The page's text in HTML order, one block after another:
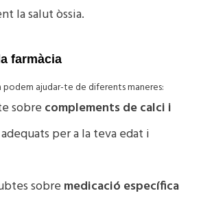
la salut òssia.
farmàcia
podem ajudar-te de diferents maneres:
sobre complements de calci i
adequats per a la teva edat i
sobre medicació específica